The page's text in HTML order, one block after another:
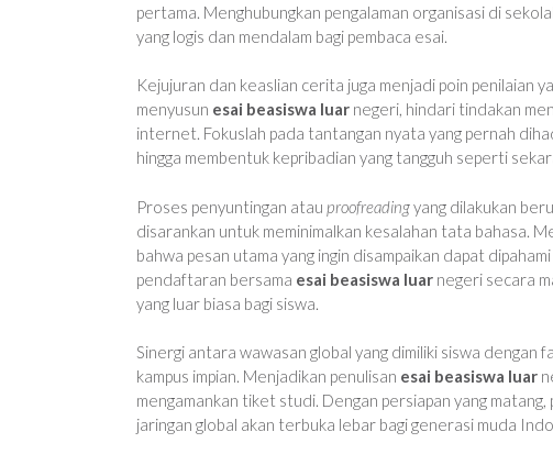
pertama. Menghubungkan pengalaman organisasi di
yang logis dan mendalam bagi pembaca esai.
Kejujuran dan keaslian cerita juga menjadi poin penilaian
menyusun esai beasiswa luar negeri, hindari tindakan
internet. Fokuslah pada tantangan nyata yang pernah
hingga membentuk kepribadian yang tangguh seperti
Proses penyuntingan atau proofreadingyang dilakukan
disarankan untuk meminimalkan kesalahan tata bahasa.
bahwa pesan utama yang ingin disampaikan dapat
pendaftaran bersama esai beasiswa luar negeri secara
yang luar biasa bagi siswa.
Sinergi antara wawasan global yang dimiliki siswa
kampus impian. Menjadikan penulisan esai beasiswa luar
mengamankan tiket studi. Dengan persiapan yang
jaringan global akan terbuka lebar bagi generasi muda